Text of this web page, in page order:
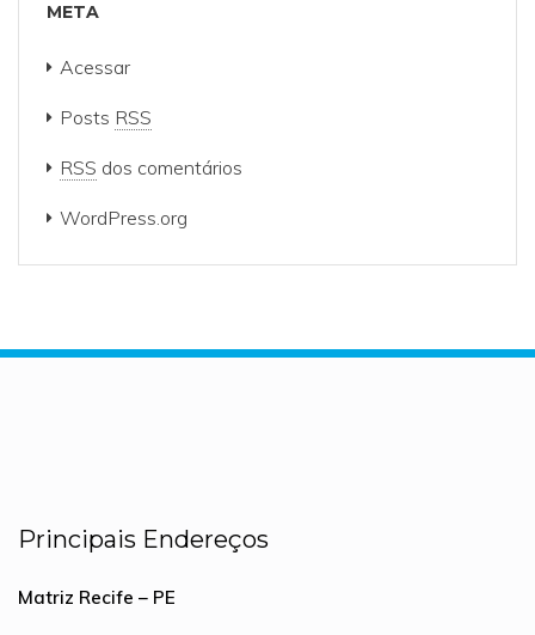
META
Acessar
Posts RSS
RSS dos comentários
WordPress.org
Principais Endereços
Matriz Recife – PE